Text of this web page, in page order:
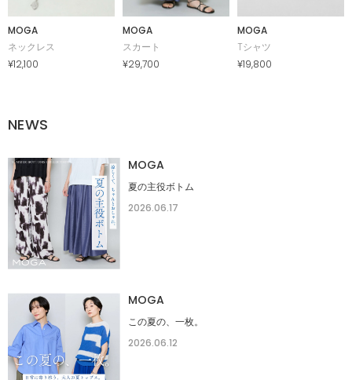
MOGA
ネックレス
¥12,100
MOGA
スカート
¥29,700
MOGA
Tシャツ
¥19,800
NEWS
MOGA
夏の主役ボトム
2026.06.17
MOGA
この夏の、一枚。
2026.06.12